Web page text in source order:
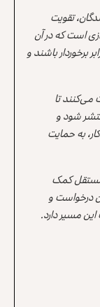
تقویت
است که در آن
برخوردار باشند و
می‌کنند تا
شود و
به حمایت
مستقل کمک
درخواست و
مسیر دارد.